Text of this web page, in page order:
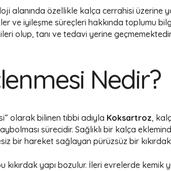
alanında özellikle kalça cerrahisi üzerine
ve iyileşme süreçleri hakkında toplumu
olup, tanı ve tedavi yerine
Nedir?
olarak bilinen tıbbi adıyla Koksartroz,
sürecidir. Sağlıklı bir kalça
bir hareket sağlayan pürüzsüz bir
kıkırdak yapı bozulur. İleri evrelerde